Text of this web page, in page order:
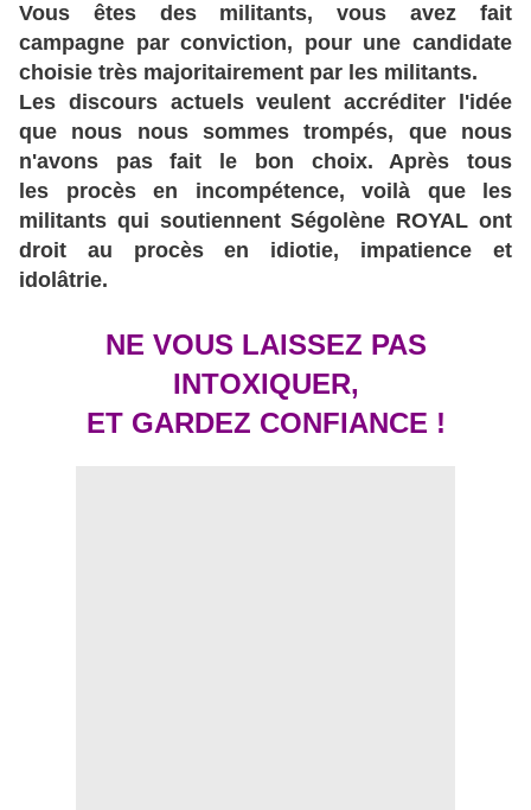
Vous êtes des militants, vous avez fait
campagne par conviction, pour une candidate
choisie très majoritairement par les militants.
Les discours actuels veulent accréditer l'idée
que nous nous sommes trompés, que nous
n'avons pas fait le bon choix. Après tous
les procès en incompétence, voilà que les
militants qui soutiennent Ségolène ROYAL ont
droit au procès en idiotie, impatience et
idolâtrie.
NE VOUS LAISSEZ PAS
INTOXIQUER,
ET GARDEZ CONFIANCE !